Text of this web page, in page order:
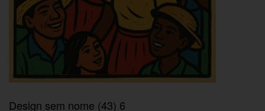
Design sem nome (43) 6